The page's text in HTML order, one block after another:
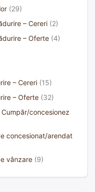
(29)
– Cereri (2)
– Oferte (4)
– Cereri (15)
– Oferte (32)
concesionez
concesionat/arendat
vânzare (9)